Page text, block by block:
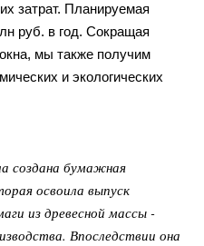
затрат. Планируемая
руб. в год. Сокращая
мы также получим
и экологических
создана бумажная
освоила выпуск
из древесной массы -
Впоследствии она